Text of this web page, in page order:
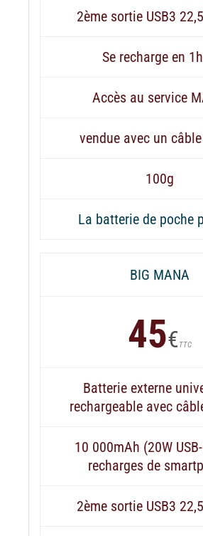
2ème sortie USB3
Se recharge en
Accès au service
vendue avec un câble
100g
La batterie de poche
BIG MANA
45€ TTC
Batterie externe
rechargeable avec
10 000mAh (20W
recharges de
2ème sortie USB3